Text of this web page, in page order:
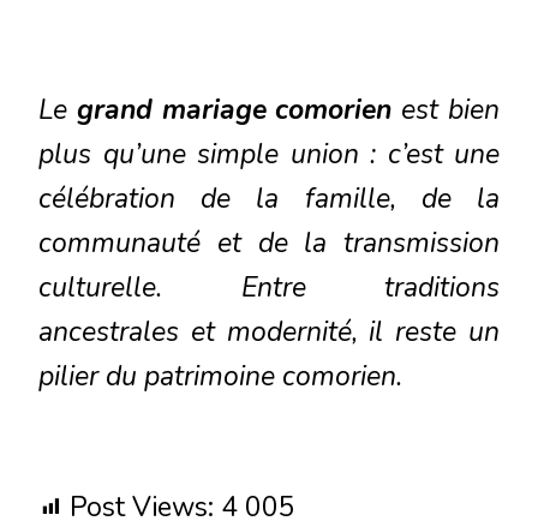
Le grand mariage comorien est bien
plus qu’une simple union : c’est une
célébration de la famille, de la
communauté et de la transmission
culturelle. Entre traditions
ancestrales et modernité, il reste un
pilier du patrimoine comorien.
Post Views: 4 005